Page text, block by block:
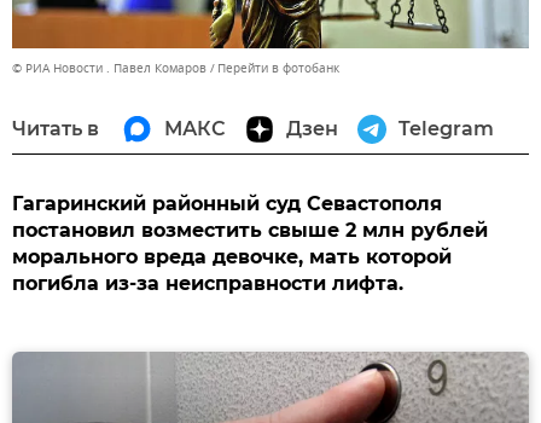
© РИА Новости . Павел Комаров Перейти в фотобанк
Читать в МАКС Дзен Telegram
Гагаринский районный суд Севастополя
постановил возместить свыше 2 млн рублей
морального вреда девочке, мать которой
погибла из-за неисправности лифта.